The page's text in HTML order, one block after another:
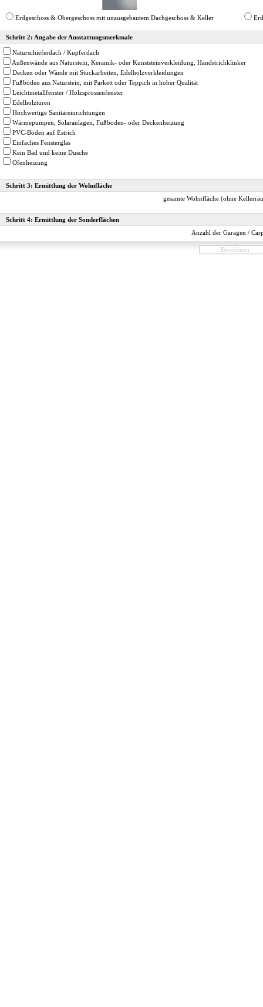
Erdgeschoss & Obergeschoss mit unausgebautem Dachgeschoss & Keller
Schritt 2: Angabe der Ausstattungsmerkmale
Naturschieferdach / Kupferdach
Außenwände aus Naturstein, Keramik- oder Kunststeinverkleidung, Handstrichklinker
Decken oder Wände mit Stuckarbeiten, Edelholzverkleidungen
Fußböden aus Naturstein, mit Parkett oder Teppich in hoher Qualität
Leichtmetallfenster / Holzsprossenfenster
Edelholztüren
Hochwertige Sanitäreinrichtungen
Wärmepumpen, Solaranlagen, Fußboden- oder Deckenheizung
PVC-Böden auf Estrich
Einfaches Fensterglas
Kein Bad und keine Dusche
Ofenheizung
Schritt 3: Ermittlung der Wohnfläche
gesamte Wohnfläche (ohne
Schritt 4: Ermittlung der Sonderflächen
Anzahl der Garagen /